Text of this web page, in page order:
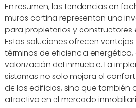
En resumen, las tendencias en
muros cortina representan una
para propietarios y constructores
Estas soluciones ofrecen
términos de eficiencia
valorización del inmueble. La
sistemas no solo mejora el
de los edificios, sino que también
atractivo en el mercado